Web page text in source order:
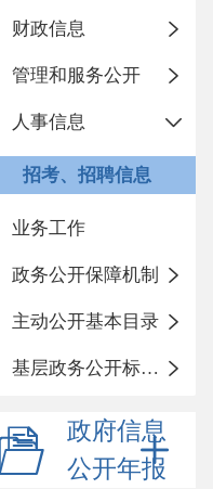
财政信息
管理和服务公开
人事信息
招考、招聘信息
业务工作
政务公开保障机制
主动公开基本目录
基层政务公开标准化目录
政府信息
公开年报